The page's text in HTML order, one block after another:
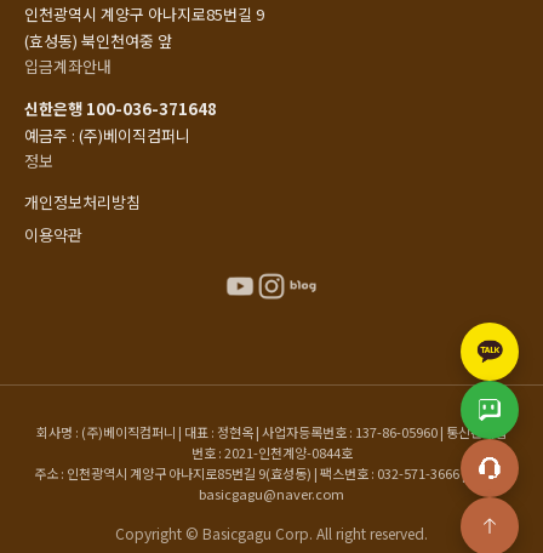
인천광역시 계양구 아나지로85번길 9
(효성동) 북인천여중 앞
입금계좌안내
신한은행 100-036-371648
예금주 : (주)베이직컴퍼니
정보
개인정보처리방침
이용약관
회사명 : (주)베이직컴퍼니 | 대표 : 정현옥 | 사업자등록번호 : 137-86-05960 | 통신판매업
번호 : 2021-인천계양-0844호
주소 : 인천광역시 계양구 아나지로85번길 9(효성동) | 팩스번호 : 032-571-3666 | 이메일 :
basicgagu@naver.com
Copyright © Basicgagu Corp. All right reserved.